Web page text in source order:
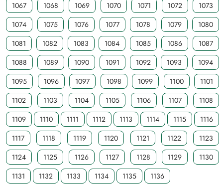
1067
1068 1069 1070 1071 1072
1073
1074
1075 1076 1077 1078 1079
1080
1081
1082 1083 1084 1085 1086
1087
1088
1089 1090 1091 1092 1093
1094
1095
1096 1097 1098 1099 1100
1101
1102
1103 1104 1105 1106 1107
1108
1109
1110 1111 1112 1113 1114 1115
1116
1117
1118 1119 1120 1121 1122
1123
1124
1125 1126 1127 1128 1129
1130
1131
1132 1133 1134 1135 1136